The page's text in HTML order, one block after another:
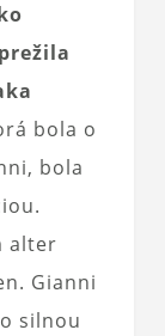
bola o
bola
alter
Gianni
silnou